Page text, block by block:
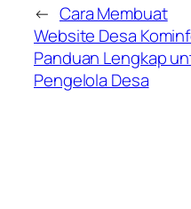
← Cara Membuat
Website Desa
Panduan Lengkap
Pengelola Desa